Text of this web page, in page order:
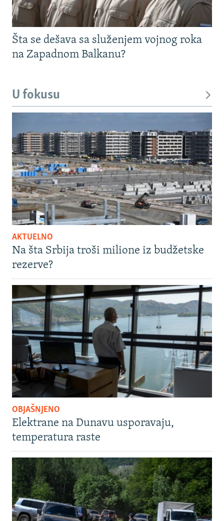
Šta se dešava sa služenjem vojnog roka
na Zapadnom Balkanu?
U fokusu
AKTUELNO
Na šta Srbija troši milione iz budžetske
rezerve?
OBJAŠNJENO
Elektrane na Dunavu usporavaju,
temperatura raste